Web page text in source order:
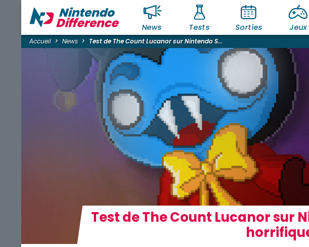
News Tests Sorties Jeux
Accueil News Test de The Count Lucanor sur Nintendo S...
Test de The Count Lucanor sur